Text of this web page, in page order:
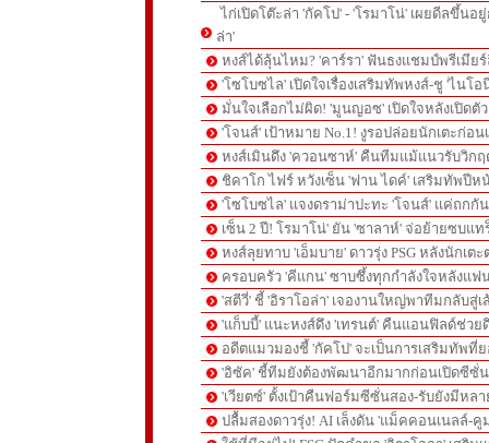
ไก่เปิดโต๊ะล่า 'กัคโป' - 'โรมาโน่' เผยดีลขึ้นอ
ล่า'
หงส์ได้ลุ้นไหม? 'คาร์รา' ฟันธงแชมป์พรีเมีย
'โซโบซไล' เปิดใจเรื่องเสริมทัพหงส์-ชู 'ไนโ
มั่นใจเลือกไม่ผิด! 'มูนญอซ' เปิดใจหลังเปิดตั
'โจนส์' เป้าหมาย No.1! งูรอปล่อยนักเตะก่อ
หงส์เมินดึง 'ควอนซาห์' คืนทีมแม้แนวรับวิก
ชิคาโก ไฟร์ หวังเซ็น 'ฟาน ไดค์' เสริมทัพปีห
'โซโบซไล' แจงดราม่าปะทะ 'โจนส์' แค่ถกกั
เซ็น 2 ปี! โรมาโน่' ยัน 'ซาลาห์' จ่อย้ายซบแ
หงส์ลุยทาบ 'เอ็มบาย' ดาวรุ่ง PSG หลังนักเต
ครอบครัว 'คีแกน' ซาบซึ้งทุกกำลังใจหลังแฟ
'สตีวี่' ชี้ 'อิราโอล่า' เจองานใหญ่พาทีมกลับสู่
'แก็บบี้' แนะหงส์ดึง 'เทรนต์' คืนแอนฟิลด์ช่วย
อดีตแมวมองชี้ 'กัคโป' จะเป็นการเสริมทัพที่
'อิซัค' ชี้ทีมยังต้องพัฒนาอีกมากก่อนเปิดซีซั่
'เวียตซ์' ตั้งเป้าคืนฟอร์มซีซั่นสอง-รับยังมีหล
ปลื้มสองดาวรุ่ง! AI เล็งดัน 'แม็คคอนเนลล์-